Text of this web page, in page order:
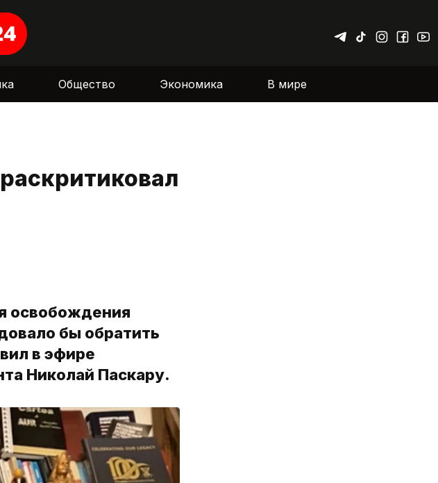
Общество Экономика В мире
освобождения
бы обратить
в эфире
Николай Паскару.